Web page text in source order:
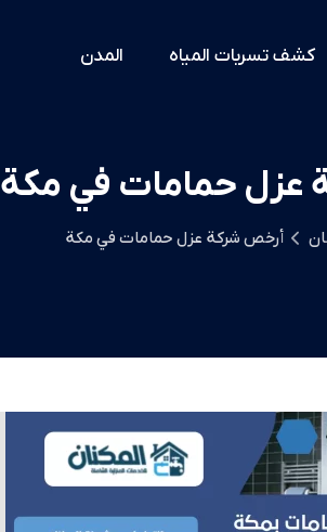
كشف تسربات المياه المدن
عزل حمامات في مكة
أرخص شركة عزل حمامات في مكة